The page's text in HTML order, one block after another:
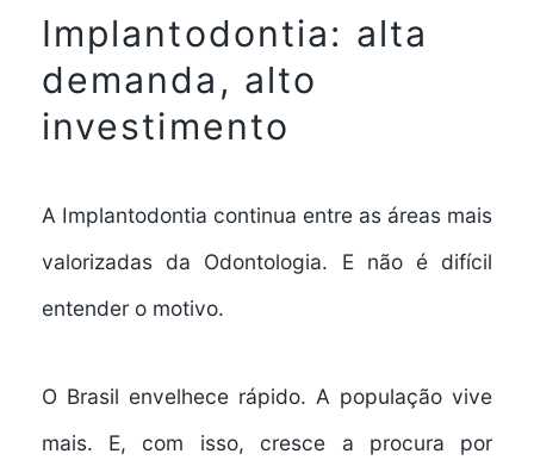
Implantodontia: alta
demanda, alto
investimento
A Implantodontia continua entre as áreas mais
valorizadas da Odontologia. E não é difícil
entender o motivo.
O Brasil envelhece rápido. A população vive
mais. E, com isso, cresce a procura por